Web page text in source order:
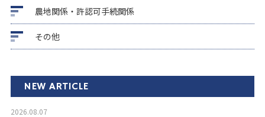
農地関係・許認可手続関係
その他
NEW ARTICLE
2026.08.07